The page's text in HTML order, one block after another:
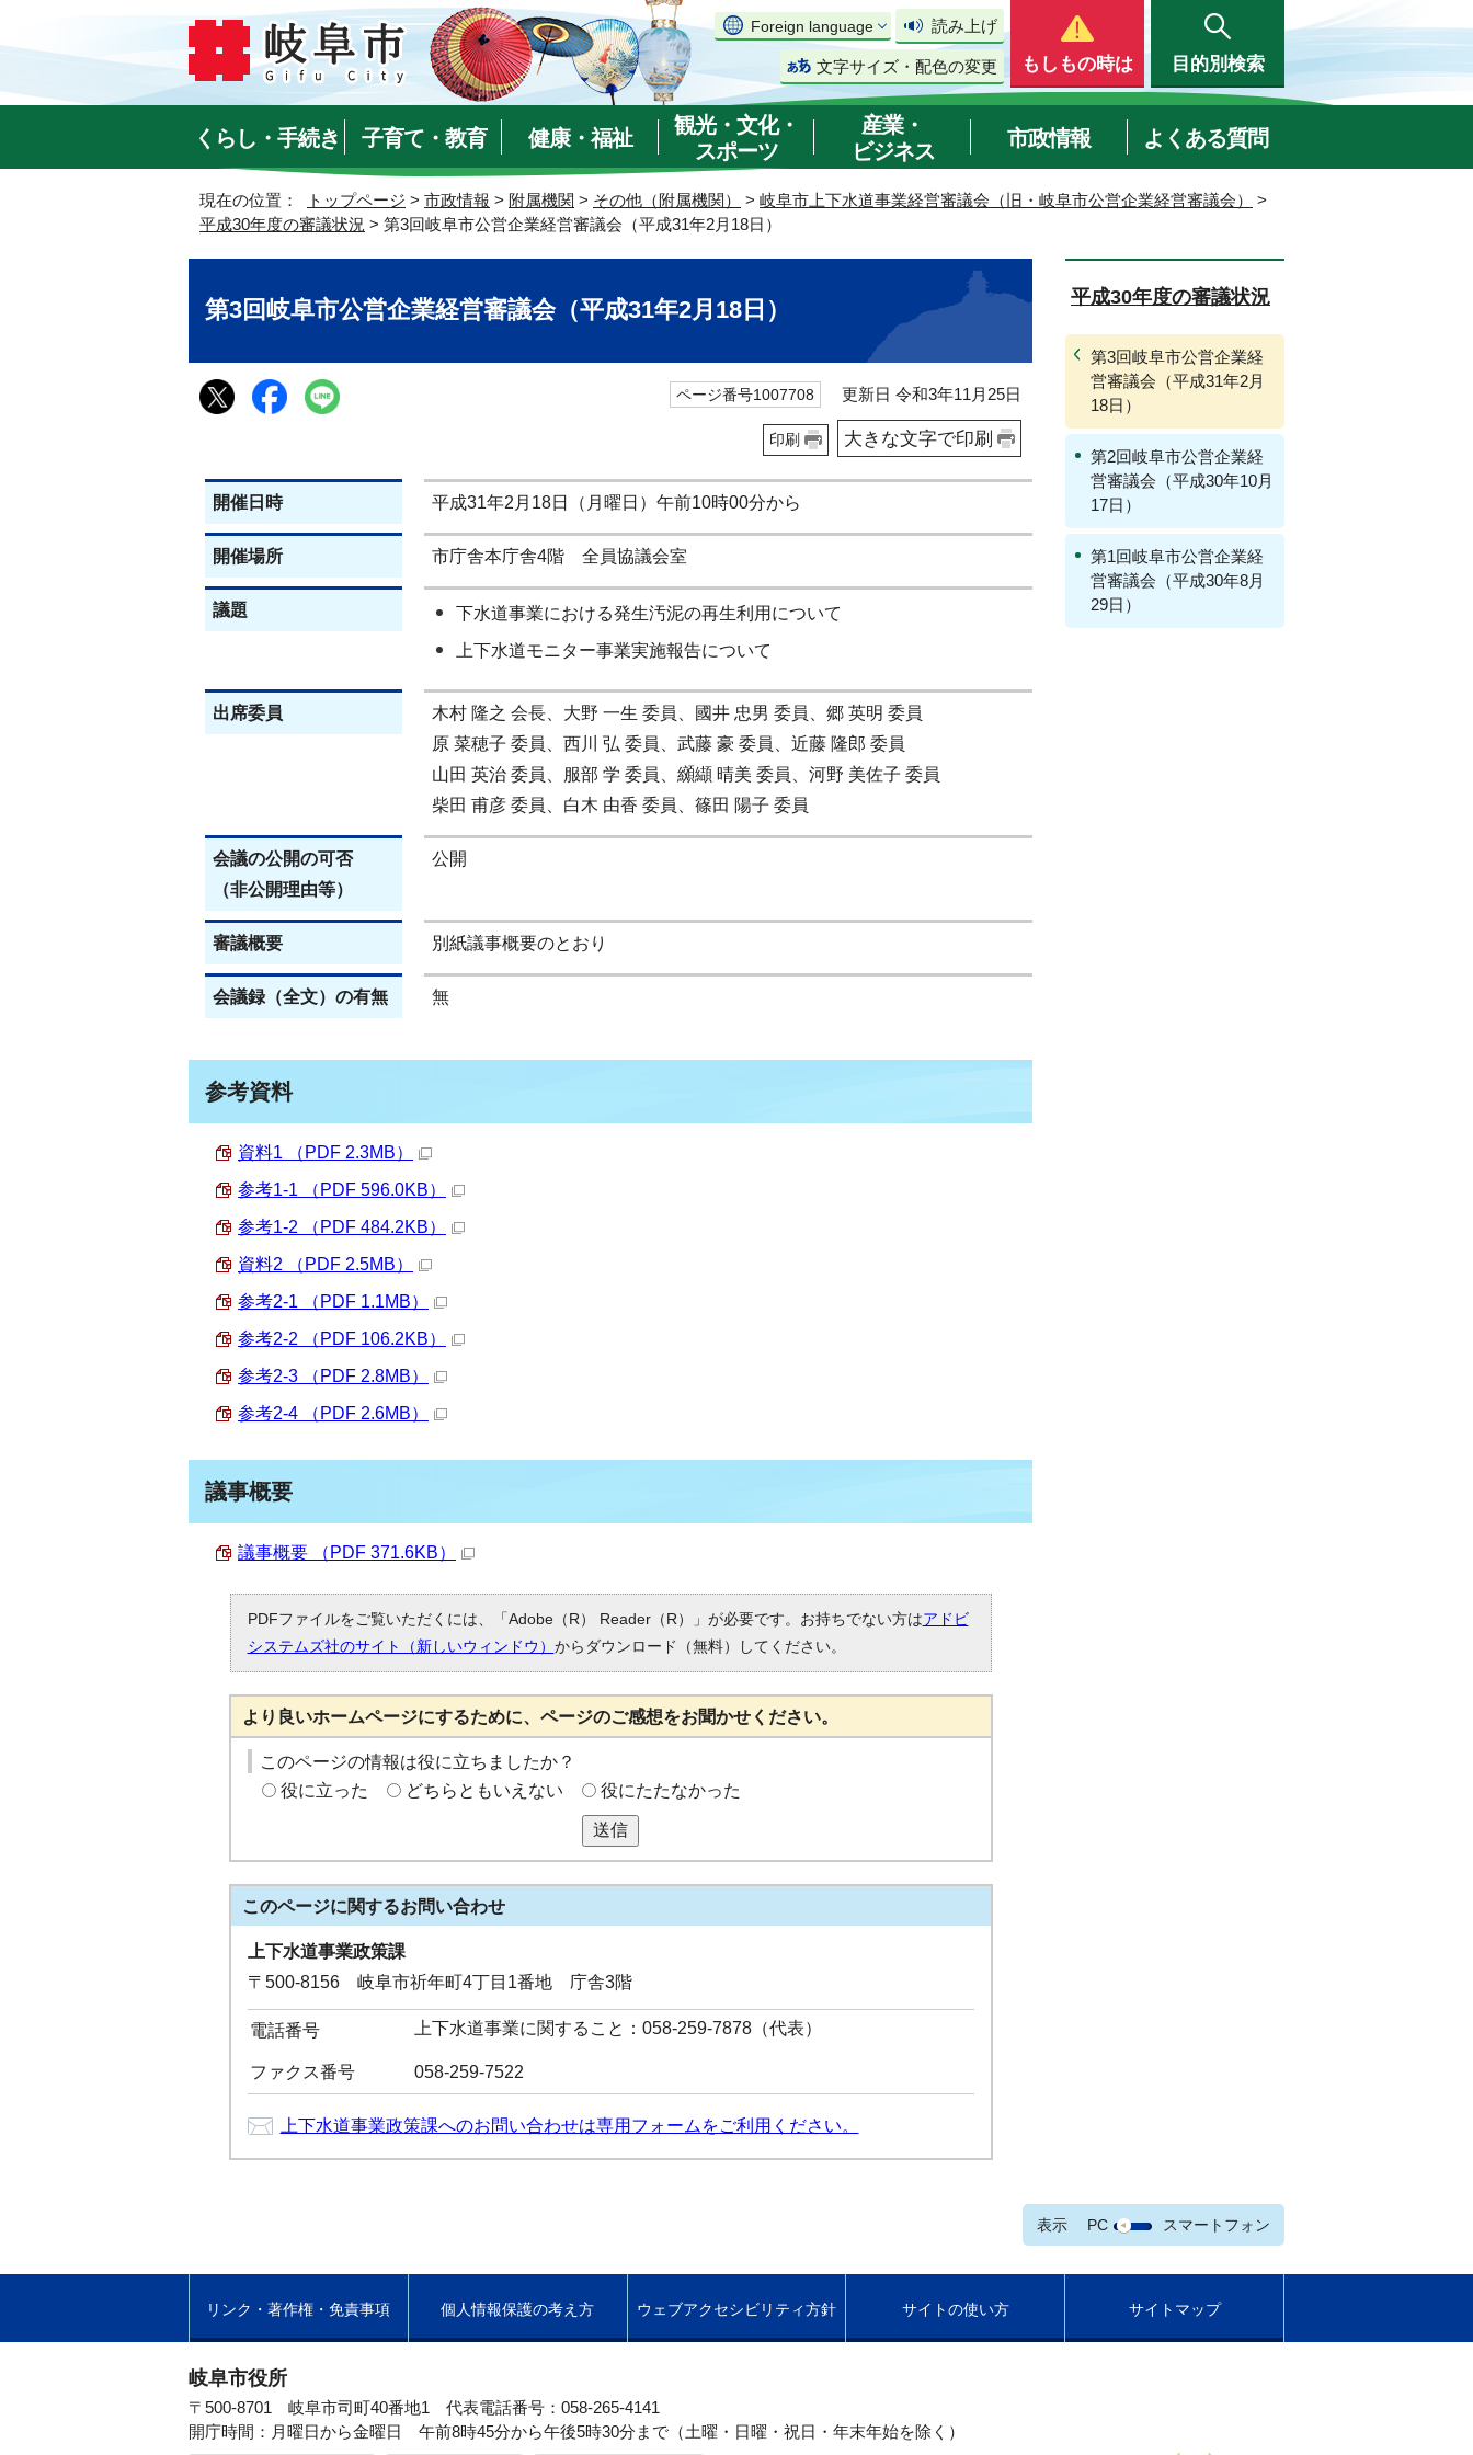
Foreign language 読み上げ
文字サイズ・配色の変更 もしもの時は 目的別検索
くらし・手続き 子育て・教育 健康・福祉
観光・文化・
スポーツ
産業・
ビジネス
市政情報 よくある質問
現在の位置： トップページ > 市政情報 > 附属機関 > その他（附属機関） > 岐阜市上下水道事業経営審議会（旧・岐阜市公営企業経営審議会）
>
平成30年度の審議状況 > 第3回岐阜市公営企業経営審議会（平成31年2月18日）
第3回岐阜市公営企業経営審議会（平成31年2月18日）
ページ番号1007708 更新日 令和3年11月25日
印刷 大きな文字で印刷
開催日時 平成31年2月18日（月曜日）午前10時00分から
開催場所 市庁舎本庁舎4階 全員協議会室
議題
下水道事業における発生汚泥の再生利用について
上下水道モニター事業実施報告について
出席委員
木村 隆之 会長、大野 一生 委員、國井 忠男 委員、郷 英明 委員
原 菜穂子 委員、西川 弘 委員、武藤 豪 委員、近藤 隆郎 委員
山田 英治 委員、服部 学 委員、纐纈 晴美 委員、河野 美佐子 委員
柴田 甫彦 委員、白木 由香 委員、篠田 陽子 委員
会議の公開の可否
（非公開理由等）
公開
審議概要 別紙議事概要のとおり
会議録（全文）の有無 無
参考資料
資料1 （PDF 2.3MB）
参考1-1 （PDF 596.0KB）
参考1-2 （PDF 484.2KB）
資料2 （PDF 2.5MB）
参考2-1 （PDF 1.1MB）
参考2-2 （PDF 106.2KB）
参考2-3 （PDF 2.8MB）
参考2-4 （PDF 2.6MB）
議事概要
議事概要 （PDF 371.6KB）
PDFファイルをご覧いただくには、「Adobe（R） Reader（R）」が必要です。お持ちでない方はアドビ
システムズ社のサイト（新しいウィンドウ） からダウンロード（無料）してください。
より良いホームページにするために、ページのご感想をお聞かせください。
このページの情報は役に立ちましたか？
役に立った
どちらともいえない 役にたたなかった
送信
このページに関するお問い合わせ
上下水道事業政策課
〒500-8156 岐阜市祈年町4丁目1番地 庁舎3階
電話番号 上下水道事業に関すること：058-259-7878（代表）
ファクス番号 058-259-7522
上下水道事業政策課へのお問い合わせは専用フォームをご利用ください。
平成30年度の審議状況
第3回岐阜市公営企業経
営審議会（平成31年2月
18日）
第2回岐阜市公営企業経
営審議会（平成30年10月
17日）
第1回岐阜市公営企業経
営審議会（平成30年8月
29日）
表示 PC スマートフォン
リンク・著作権・免責事項 個人情報保護の考え方 ウェブアクセシビリティ方針 サイトの使い方 サイトマップ
岐阜市役所
〒500-8701 岐阜市司町40番地1 代表電話番号：058-265-4141
開庁時間：月曜日から金曜日 午前8時45分から午後5時30分まで（土曜・日曜・祝日・年末年始を除く）